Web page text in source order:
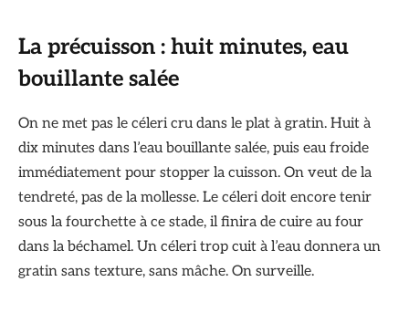
La précuisson : huit minutes, eau
bouillante salée
On ne met pas le céleri cru dans le plat à gratin. Huit à
dix minutes dans l’eau bouillante salée, puis eau froide
immédiatement pour stopper la cuisson. On veut de la
tendreté, pas de la mollesse. Le céleri doit encore tenir
sous la fourchette à ce stade, il finira de cuire au four
dans la béchamel. Un céleri trop cuit à l’eau donnera un
gratin sans texture, sans mâche. On surveille.